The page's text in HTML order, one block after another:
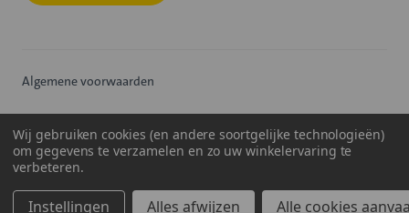
Algemene voorwaarden
Cookiebeleid
Wij gebruiken cookies (en andere soortgelijke technologieën)
om gegevens te verzamelen en zo uw winkelervaring te
verbeteren.
Instellingen Alles afwijzen Alle cookies